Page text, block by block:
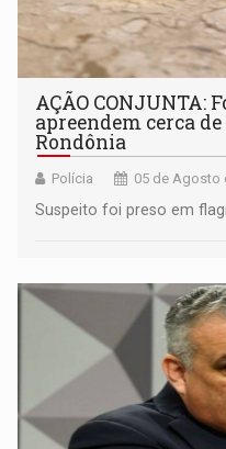
AÇÃO CONJUNTA:
apreendem cerca
Rondônia
Polícia 05 de Agosto
Suspeito foi preso em